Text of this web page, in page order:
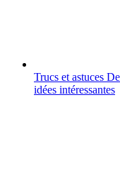
Trucs et astuces
idées intéressantes